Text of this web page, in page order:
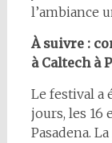
l’ambiance
À suivre :
à Caltech à
Le festival a
jours, les 16
Pasadena. La